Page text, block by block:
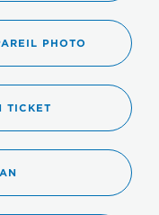
PHOTO
TICKET